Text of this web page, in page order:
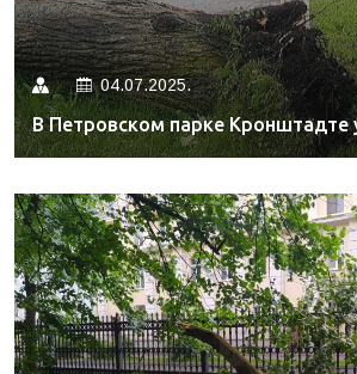
04.07.2025.
В Петровском парке Кронштадте